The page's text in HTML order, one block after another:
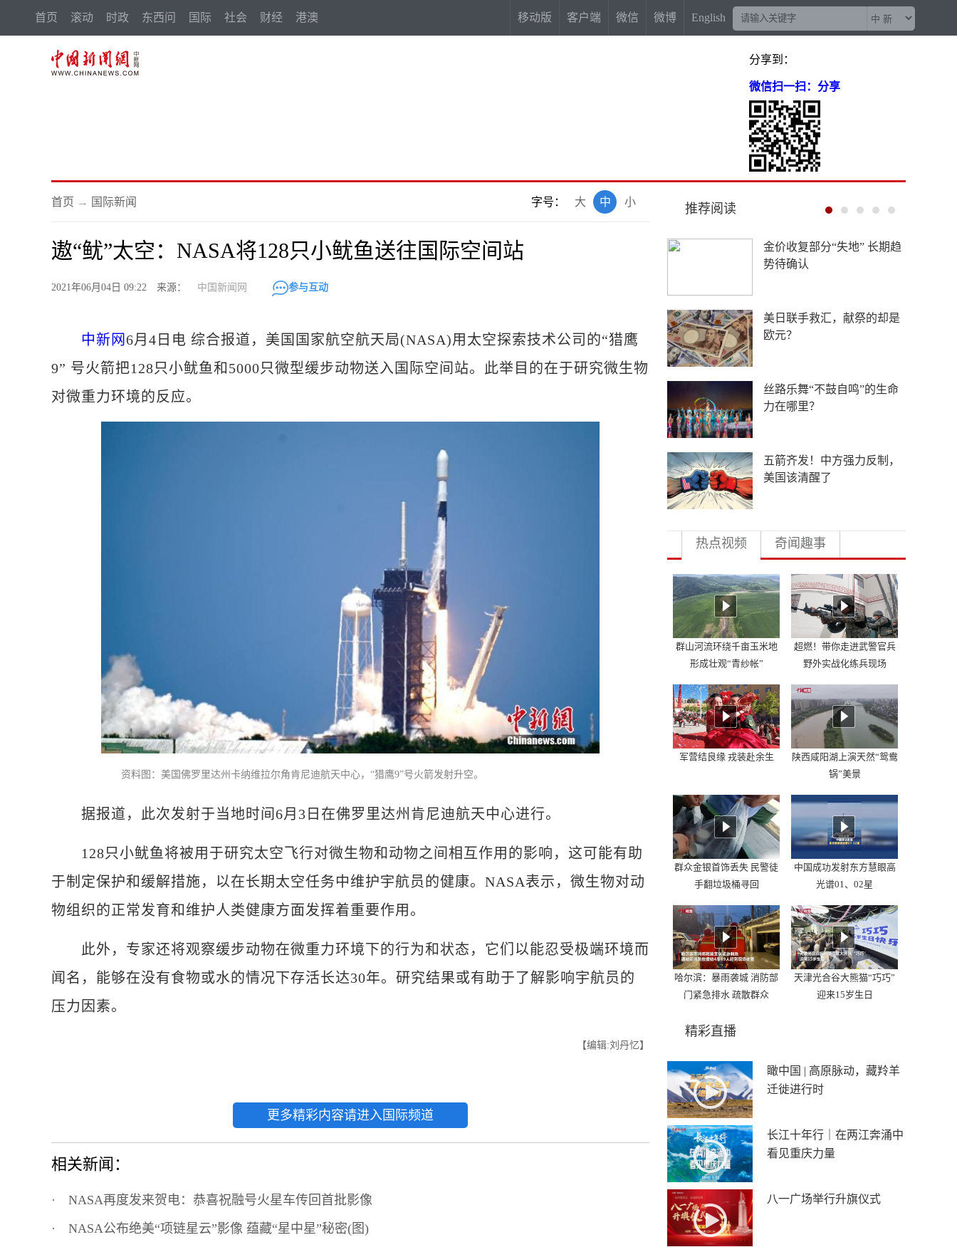
首页 滚动 时政 东西问 国际 社会 财经 港澳 移动版 客户端 微信 微博 English
分享到：
微信扫一扫：分享
首页 → 国际新闻 字号： 小
中
大
遨“鱿”太空：NASA将128只小鱿鱼送往国际空间站
2021年06月04日 09:22 来源： 中国新闻网 参与互动
中新网 6月4日电 综合报道，美国国家航空航天局(NASA)用太空探索技术公司的“猎鹰
9” 号火箭把128只小鱿鱼和5000只微型缓步动物送入国际空间站。此举目的在于研究微生物
对微重力环境的反应。
资料图：美国佛罗里达州卡纳维拉尔角肯尼迪航天中心，“猎鹰9”号火箭发射升空。
据报道，此次发射于当地时间6月3日在佛罗里达州肯尼迪航天中心进行。
128只小鱿鱼将被用于研究太空飞行对微生物和动物之间相互作用的影响，这可能有助
于制定保护和缓解措施，以在长期太空任务中维护宇航员的健康。NASA表示，微生物对动
物组织的正常发育和维护人类健康方面发挥着重要作用。
此外，专家还将观察缓步动物在微重力环境下的行为和状态，它们以能忍受极端环境而
闻名，能够在没有食物或水的情况下存活长达30年。研究结果或有助于了解影响宇航员的
压力因素。
【编辑:刘丹忆】
更多精彩内容请进入国际频道
相关新闻：
· NASA再度发来贺电：恭喜祝融号火星车传回首批影像
· NASA公布绝美“项链星云”影像 蕴藏“星中星”秘密(图)
推荐阅读
西藏寄宿制是托举高原少年
的光，不是西方脑补的“牢
中新网评：AI不能成为企业
低俗营销的“背锅侠”
导弹库存见底，美军急于研
发射程1800公里巨炮
中外合作办学提速扩围，国
际高校押注中国未来
热点视频 奇闻趣事
群山河流环绕千亩玉米地
形成壮观“青纱帐”
超燃！带你走进武警官兵
野外实战化练兵现场
军营结良缘 戎装赴余生
陕西咸阳湖上演天然“鸳鸯
锅”美景
群众金银首饰丢失 民警徒
手翻垃圾桶寻回
中国成功发射东方慧眼高
光谱01、02星
哈尔滨：暴雨袭城 消防部
门紧急排水 疏散群众
天津光合谷大熊猫“巧巧”
迎来15岁生日
精彩直播
瞰中国 | 高原脉动，藏羚羊
迁徙进行时
长江十年行｜在两江奔涌中
看见重庆力量
八一广场举行升旗仪式